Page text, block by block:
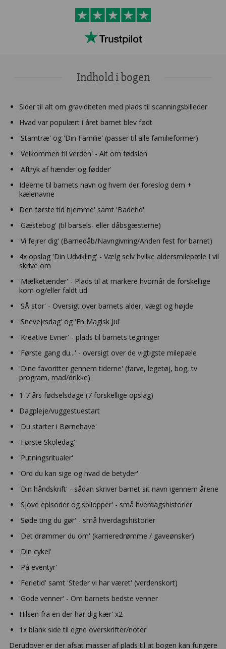
Indhold i bogen
Sider til alt om graviditeten med plads til scanningsbilleder
Hvad var populært i året barnet blev født
'Stamtræ' og 'Din Familie' (passer til alle familieformer)
'Velkommen til verden' - Alt om fødslen
'Aftryk af hænder og fødder'
Ideerne til barnets navn og hvem der foreslog dem +
kælenavne
Den første tid hjemme' samt 'Badetid'
'Gæstebog' (til barsels- eller dåbsgæsterne)
'Vi fejrer dig' (Barnedåb/Navngivning/Anden fest for barnet)
4x opslag 'Din Udvikling' - Vælg selv hvilke aldersmilepæle I vil
skrive om
'Mælketænder' - Plads til at markere hvornår de forskellige
kom og/eller faldt ud
'SÅ stor' - Oversigt over barnets alder, vægt og højde
'Snevejrsdag' og 'En Magisk Jul'
'Kreative Evner' - plads til barnets tegninger
'Første gang du...' - oversigt over de vigtigste milepæle
'Dine favoritter gennem tiderne' (farve, legetøj, bog, tv
program, mad/drikke)
1-7 års fødselsdage (7 forskellige opslag)
Dagpleje/vuggestuestart
'Du starter i Børnehave'
'Første Skoledag'
'Putningsritualer'
'Ord du kan sige og hvad de betyder'
'Din håndskrift' - sådan skriver barnet sit navn igennem årene
'Sjove episoder og spilopper' - små hverdagshistorier
'Søde ting du gør' - små hverdagshistorier
'Det drømmer du om' (karrieredrømme / gaveønsker)
'Din cykel'
'På eventyr'
'Ferietid' samt 'Steder vi har været' (verdenskort)
'Gode venner' - Om barnets bedste venner
Hilsen fra en der har dig kær' x2
1x blank side til egne overskrifter/noter
Derudover er der afsat masser af plads til at bogen kan fungere